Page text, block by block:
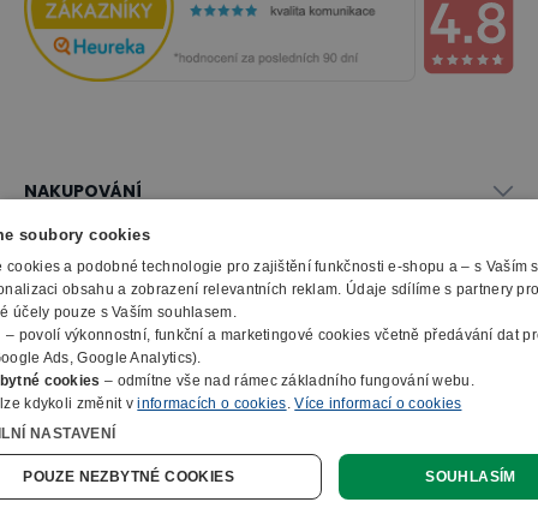
NAKUPOVÁNÍ
Vše o nákupu
Obchodní podmínky
Doprava a montáž
Možnosti platby
Záruka, servis, reklamace
Ochrana osobních údajů
Informace o cookies
Jak nakupovat
Online poptávka
SLUŽBY
Naše katalogy
Reklamační formulář
Výroba kancelářského nábytku
Zpracování elektroodpadu
E-Procurement
O FIRMĚ
O nás
Kontakty
Členství v organizacích
Ocenění a certifikáty
Naše eshopy
© 2010 - 2026 B2B Partner s.r.o. - Všechna práva vyhrazena.
soubory cookies
cookies a podobné technologie pro zajištění funkčnosti e-shopu a – s Vaším
obsahu a zobrazení relevantních reklam. Údaje sdílíme s partnery
účely pouze s Vaším souhlasem.
– povolí výkonnostní, funkční a marketingové cookies včetně předávání dat
Ads, Google Analytics).
cookies – odmítne vše nad rámec základního fungování webu.
kdykoli změnit vinformacích o cookies. Více informací o cookies
NASTAVENÍ
SOUHLASÍM
POUZE NEZBYTNÉ COOKIES